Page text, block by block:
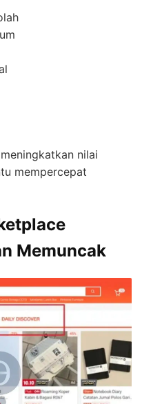
nilai
mempercepat
Memuncak